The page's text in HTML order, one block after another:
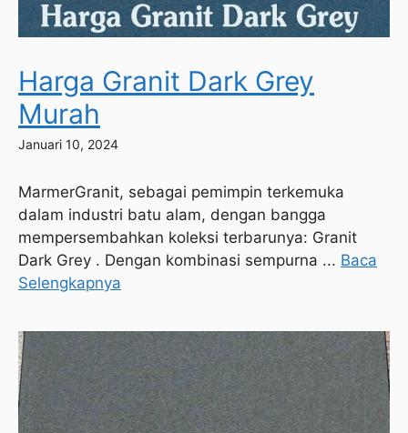
Harga Granit Dark Grey
Murah
Januari 10, 2024
MarmerGranit, sebagai pemimpin terkemuka
dalam industri batu alam, dengan bangga
mempersembahkan koleksi terbarunya: Granit
Dark Grey . Dengan kombinasi sempurna ... Baca
Selengkapnya